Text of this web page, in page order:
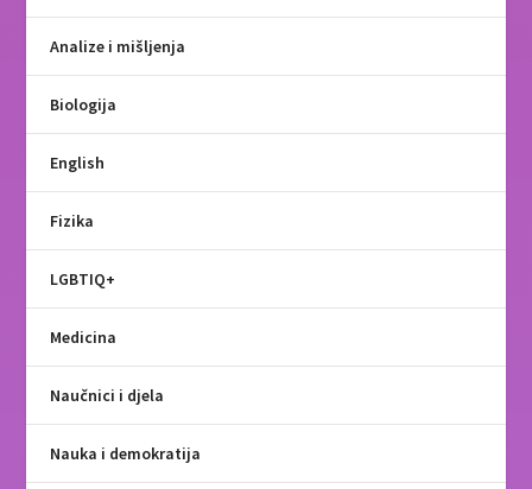
Analize i mišljenja
Biologija
English
Fizika
LGBTIQ+
Medicina
Naučnici i djela
Nauka i demokratija